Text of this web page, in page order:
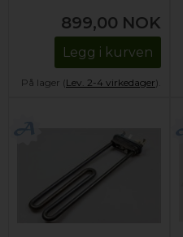
899,00 NOK
Legg i kurven
På lager (Lev. 2-4 virkedager).